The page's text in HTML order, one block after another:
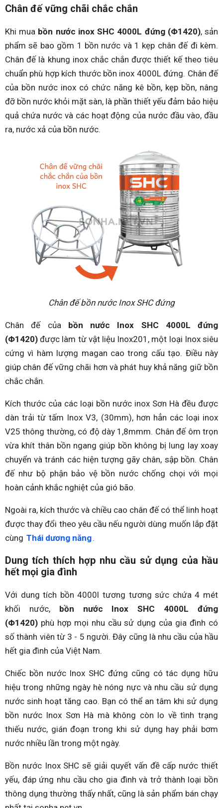
Chân đế vững chãi chắc chắn
Khi mua bồn nước inox SHC 4000L đứng (Φ1420), sản
phẩm sẽ bao gồm 1 bồn nước và 1 kẹp chân đế đi kèm.
Chân đế là khung inox chắc chắn được thiết kế theo tiêu
chuẩn phù hợp kích thước bồn inox 4000L đứng. Chân đế
của bồn nước inox có chức năng kê bồn, kẹp bồn, nâng
đỡ bồn nước khỏi mặt sàn, là phần thiết yếu đảm bảo hiệu
quả chứa nước và các hoạt động của nước đầu vào, đầu
ra, nước xả của bồn nước.
Chân đế bồn nước Inox SHC đứng
Chân đế củabồn nước Inox SHC 4000L đứng
(Φ1420) được làm từ vật liệu Inox201, một loại Inox siêu
cứng vì hàm lượng magan cao trong cấu tạo. Điều này
giúp chân đế vững chãi hơn và phát huy khả năng giữ bồn
chắc chắn.
Kích thước của các loại bồn nước inox Sơn Hà đều được
dàn trải từ tấm Inox V3, (30mm), hơn hẳn các loại inox
V25 thông thường, có độ dày 1,8mmm. Chân đế ôm trọn
vừa khít thân bồn ngang giúp bồn không bị lung lay xoay
chuyển và tránh các hiện tượng gãy chân, sập bồn. Chân
đế như bộ phận bảo vệ bồn nước chống chọi với mọi
hoàn cảnh khắc nghiệt của gió bão.
Ngoài ra, kích thước và chiều cao chân đế có thể linh hoạt
được thay đổi theo yêu cầu nếu người dùng muốn lắp đặt
cùng Thái dương năng.
Dung tích thích hợp nhu cầu sử dụng của hầu
hết mọi gia đình
Với dung tích bồn 4000l tương tương sức chứa 4 mét
khối nước, bồn nước Inox SHC 4000L đứng
(Φ1420) phù hợp mọi nhu cầu sử dụng của gia đình có
số thành viên từ 3 - 5 người. Đây cũng là nhu cầu của hầu
hết gia đình của Việt Nam.
Chiếc bồn nước Inox SHC đứng cũng có tác dụng hữu
hiệu trong những ngày hè nóng nực và nhu cầu sử dụng
nước sinh hoạt tăng cao. Bạn có thể an tâm khi sử dụng
bồn nước Inox Sơn Hà mà không còn lo về tình trạng
thiếu nước, gián đoạn trong khi sử dụng hay phải bơm
nước nhiều lần trong một ngày.
Bồn nước Inox SHC sẽ giải quyết vấn đề cấp nước thiết
yếu, đáp ứng nhu cầu cho gia đình và trở thành loại bồn
thông dụng thường thấy nhất, cũng là sản phẩm bán chạy